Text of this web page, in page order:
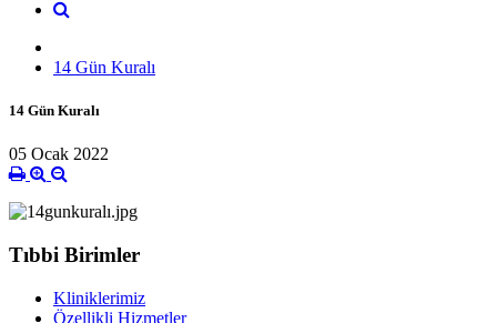
14 Gün Kuralı
14 Gün Kuralı
05 Ocak 2022
Tıbbi Birimler
Kliniklerimiz
Özellikli Hizmetler